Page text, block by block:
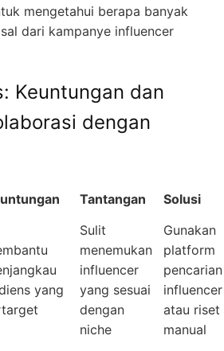
mengetahui berapa banyak
dari kampanye influencer
Keuntungan dan
dengan
Tantangan Solusi
yang
Sulit
menemukan
influencer
yang sesuai
dengan
niche
Gunakan
platform
pencarian
influencer
atau riset
manual